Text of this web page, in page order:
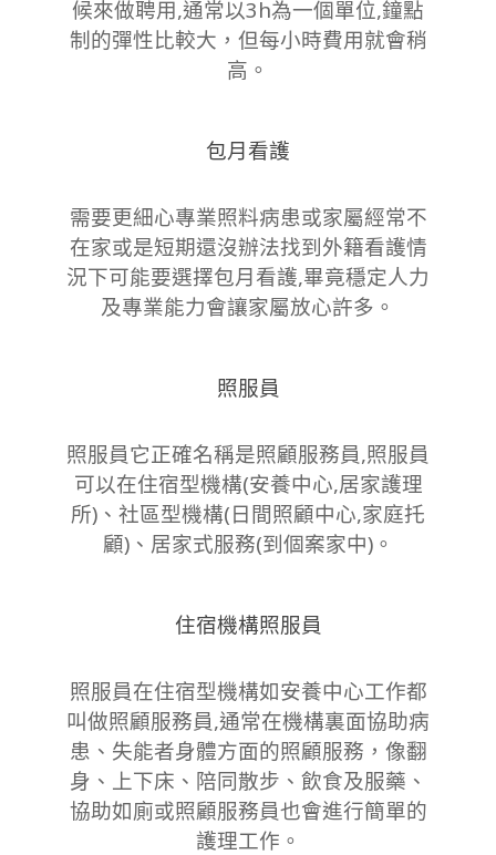
候來做聘用,通常以3h為一個單位,鐘點
制的彈性比較大，但每小時費用就會稍
高。
包月看護
需要更細心專業照料病患或家屬經常不
在家或是短期還沒辦法找到外籍看護情
況下可能要選擇包月看護,畢竟穩定人力
及專業能力會讓家屬放心許多。
照服員
照服員它正確名稱是照顧服務員,照服員
可以在住宿型機構(安養中心,居家護理
所)、社區型機構(日間照顧中心,家庭托
顧)、居家式服務(到個案家中)。
住宿機構照服員
照服員在住宿型機構如安養中心工作都
叫做照顧服務員,通常在機構裏面協助病
患、失能者身體方面的照顧服務，像翻
身、上下床、陪同散步、飲食及服藥、
協助如廁或照顧服務員也會進行簡單的
護理工作。